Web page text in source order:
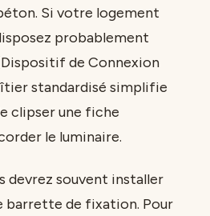
Si votre logement
probablement
de Connexion
standardisé simplifie
clipser une fiche
le luminaire.
devrez souvent installer
barrette de fixation. Pour